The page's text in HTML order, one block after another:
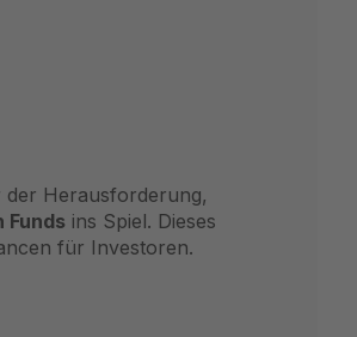
der Herausforderung,
Funds ins Spiel. Dieses
für Investoren.